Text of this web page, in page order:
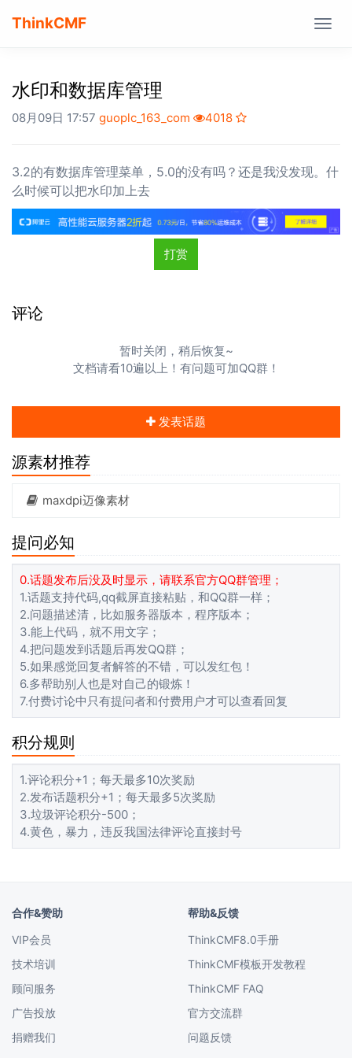
ThinkCMF
水印和数据库管理
08月09日 17:57 guoplc_163_com 4018
3.2的有数据库管理菜单，5.0的没有吗？还是我没发现。什
么时候可以把水印加上去
打赏
评论
暂时关闭，稍后恢复~
文档请看10遍以上！有问题可加QQ群！
发表话题
源素材推荐
maxdpi迈像素材
提问必知
0.话题发布后没及时显示，请联系官方QQ群管理；
1.话题支持代码,qq截屏直接粘贴，和QQ群一样；
2.问题描述清，比如服务器版本，程序版本；
3.能上代码，就不用文字；
4.把问题发到话题后再发QQ群；
5.如果感觉回复者解答的不错，可以发红包！
6.多帮助别人也是对自己的锻炼！
7.付费讨论中只有提问者和付费用户才可以查看回复
积分规则
1.评论积分+1；每天最多10次奖励
2.发布话题积分+1；每天最多5次奖励
3.垃圾评论积分-500；
4.黄色，暴力，违反我国法律评论直接封号
合作&赞助
VIP会员
技术培训
顾问服务
广告投放
捐赠我们
帮助&反馈
ThinkCMF8.0手册
ThinkCMF模板开发教程
ThinkCMF FAQ
官方交流群
问题反馈